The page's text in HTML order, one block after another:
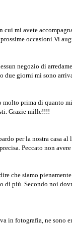
cui mi avete
occasioni.Vi
negozio di
giorni mi sono
prima di
Grazie mille!!!!
per la nostra
Peccato non
che siamo
più. Secondo noi
in fotografia, ne